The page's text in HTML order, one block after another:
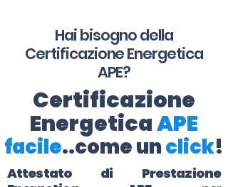
Hai bisogno della
Certificazione Energetica
APE?
Certificazione
EnergeticaAPE
facile..come unclick!
Attestato di Prestazione